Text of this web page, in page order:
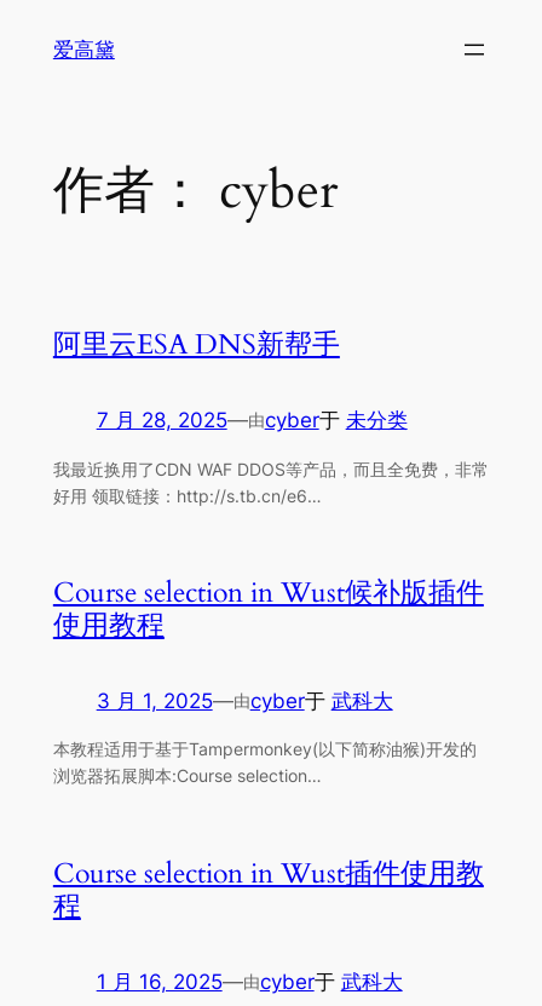
爱高黛
作者： cyber
阿里云ESA DNS新帮手
7 月 28, 2025—由cyber于 未分类
我最近换用了CDN WAF DDOS等产品，而且全免费，非常
好用 领取链接：http://s.tb.cn/e6…
Course selection in Wust候补版插件
使用教程
3 月 1, 2025—由cyber于 武科大
本教程适用于基于Tampermonkey(以下简称油猴)开发的
浏览器拓展脚本:Course selection…
Course selection in Wust插件使用教
程
1 月 16, 2025—由cyber于 武科大